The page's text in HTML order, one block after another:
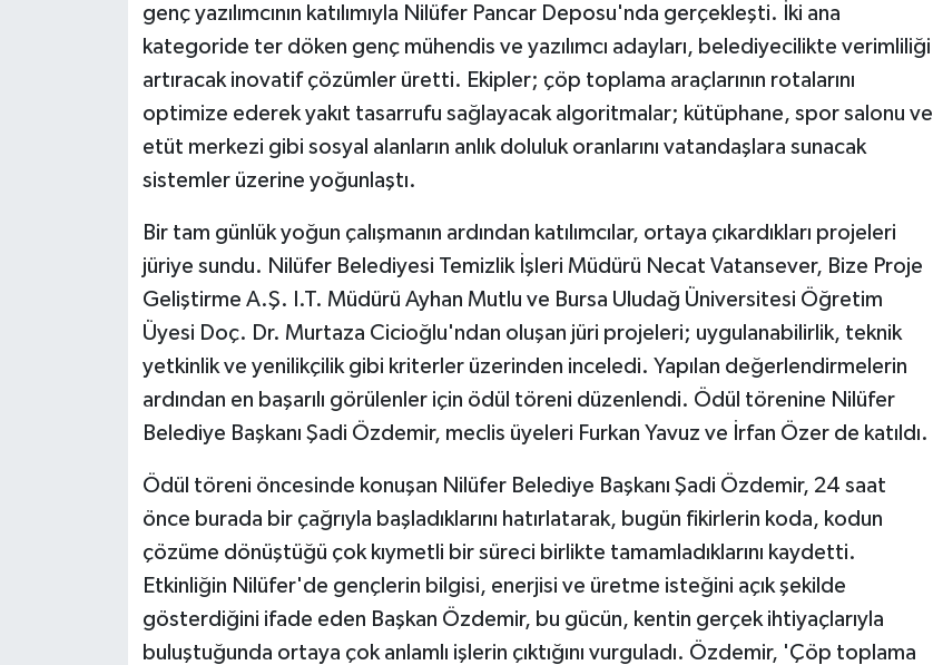
genç yazılımcının katılımıyla Nilüfer Pancar Deposu'nda gerçekleşti. İki ana
kategoride ter döken genç mühendis ve yazılımcı adayları, belediyecilikte verimliliği
artıracak inovatif çözümler üretti. Ekipler; çöp toplama araçlarının rotalarını
optimize ederek yakıt tasarrufu sağlayacak algoritmalar; kütüphane, spor salonu ve
etüt merkezi gibi sosyal alanların anlık doluluk oranlarını vatandaşlara sunacak
sistemler üzerine yoğunlaştı.
Bir tam günlük yoğun çalışmanın ardından katılımcılar, ortaya çıkardıkları projeleri
jüriye sundu. Nilüfer Belediyesi Temizlik İşleri Müdürü Necat Vatansever, Bize Proje
Geliştirme A.Ş. I.T. Müdürü Ayhan Mutlu ve Bursa Uludağ Üniversitesi Öğretim
Üyesi Doç. Dr. Murtaza Cicioğlu'ndan oluşan jüri projeleri; uygulanabilirlik, teknik
yetkinlik ve yenilikçilik gibi kriterler üzerinden inceledi. Yapılan değerlendirmelerin
ardından en başarılı görülenler için ödül töreni düzenlendi. Ödül törenine Nilüfer
Belediye Başkanı Şadi Özdemir, meclis üyeleri Furkan Yavuz ve İrfan Özer de katıldı.
Ödül töreni öncesinde konuşan Nilüfer Belediye Başkanı Şadi Özdemir, 24 saat
önce burada bir çağrıyla başladıklarını hatırlatarak, bugün fikirlerin koda, kodun
çözüme dönüştüğü çok kıymetli bir süreci birlikte tamamladıklarını kaydetti.
Etkinliğin Nilüfer'de gençlerin bilgisi, enerjisi ve üretme isteğini açık şekilde
gösterdiğini ifade eden Başkan Özdemir, bu gücün, kentin gerçek ihtiyaçlarıyla
buluştuğunda ortaya çok anlamlı işlerin çıktığını vurguladı. Özdemir, 'Çöp toplama